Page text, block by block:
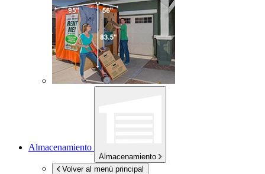
Almacenamiento
Almacenamiento
Volver al menú principal